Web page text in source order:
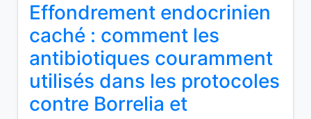
Effondrement endocrinien
caché : comment les
antibiotiques couramment
utilisés dans les protocoles
contre Borrelia et